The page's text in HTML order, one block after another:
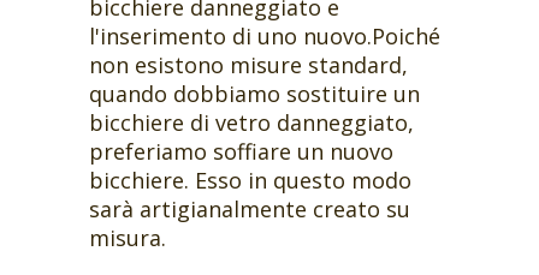
bicchiere danneggiato e
l'inserimento di uno nuovo.Poiché
non esistono misure standard,
quando dobbiamo sostituire un
bicchiere di vetro danneggiato,
preferiamo soffiare un nuovo
bicchiere. Esso in questo modo
sarà artigianalmente creato su
misura.